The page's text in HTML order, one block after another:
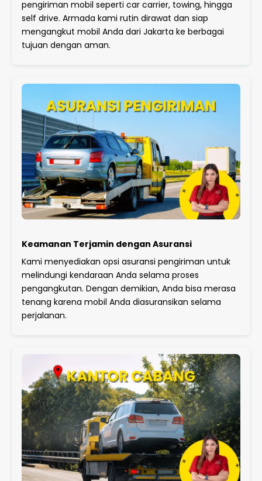
pengiriman mobil seperti car carrier, towing, hingga
self drive. Armada kami rutin dirawat dan siap
mengangkut mobil Anda dari Jakarta ke berbagai
tujuan dengan aman.
Keamanan Terjamin dengan Asuransi
Kami menyediakan opsi asuransi pengiriman untuk
melindungi kendaraan Anda selama proses
pengangkutan. Dengan demikian, Anda bisa merasa
tenang karena mobil Anda diasuransikan selama
perjalanan.